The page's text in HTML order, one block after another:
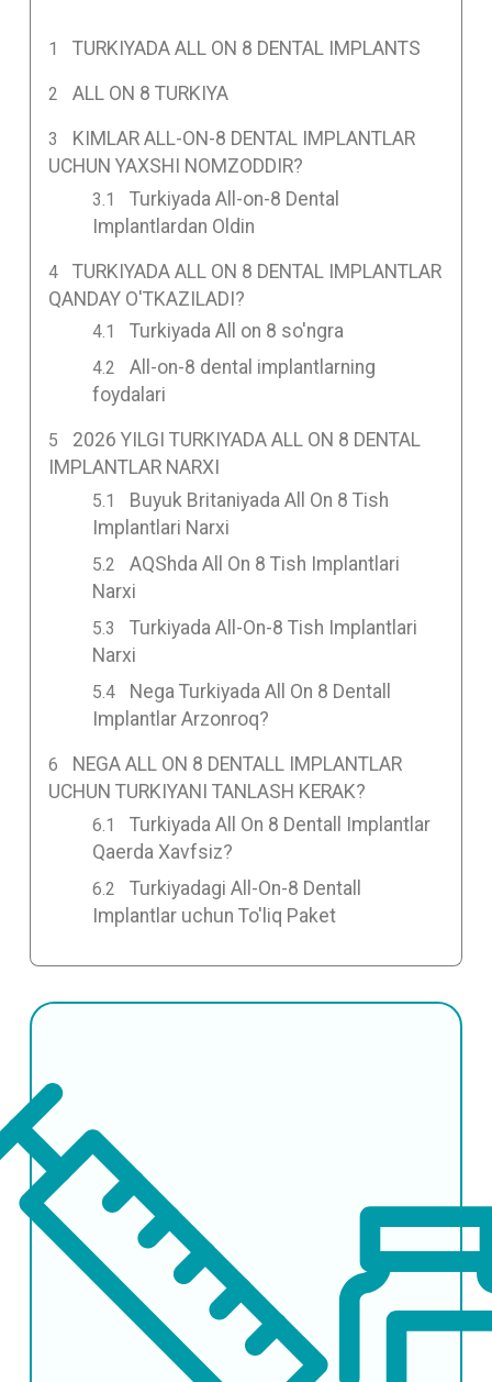
TURKIYADA ALL ON 8 DENTAL IMPLANTS
ALL ON 8 TURKIYA
KIMLAR ALL-ON-8 DENTAL IMPLANTLAR
UCHUN YAXSHI NOMZODDIR?
Turkiyada All-on-8 Dental
Implantlardan Oldin
TURKIYADA ALL ON 8 DENTAL IMPLANTLAR
QANDAY O'TKAZILADI?
Turkiyada All on 8 so'ngra
All-on-8 dental implantlarning
foydalari
2026 YILGI TURKIYADA ALL ON 8 DENTAL
IMPLANTLAR NARXI
Buyuk Britaniyada All On 8 Tish
Implantlari Narxi
AQShda All On 8 Tish Implantlari
Narxi
Turkiyada All-On-8 Tish Implantlari
Narxi
Nega Turkiyada All On 8 Dentall
Implantlar Arzonroq?
NEGA ALL ON 8 DENTALL IMPLANTLAR
UCHUN TURKIYANI TANLASH KERAK?
Turkiyada All On 8 Dentall Implantlar
Qaerda Xavfsiz?
Turkiyadagi All-On-8 Dentall
Implantlar uchun To'liq Paket